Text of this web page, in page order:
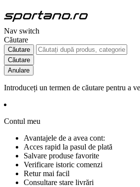
Nav switch
Căutare
Căutare
Căutare
Anulare
Introduceți un termen de căutare pentru a
Contul meu
Avantajele de a avea cont:
Acces rapid la pasul de plată
Salvare produse favorite
Verificare istoric comenzi
Retur mai facil
Consultare stare livrări